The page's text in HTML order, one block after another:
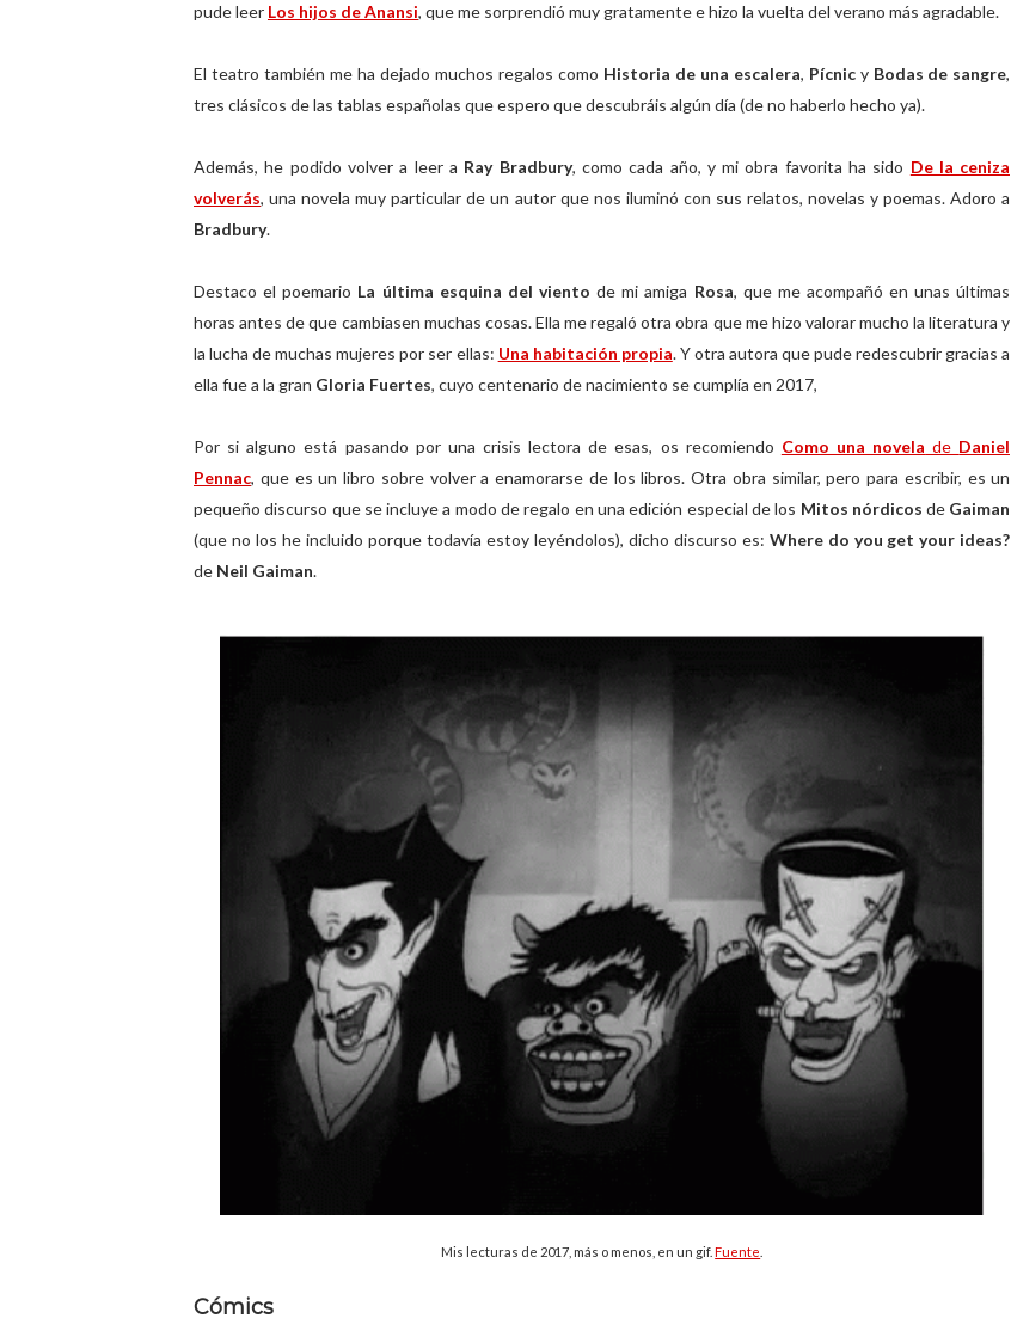
pude leer Los hijos de Anansi, que me sorprendió muy gratamente e hizo la vuelta del verano más agradable.
El teatro también me ha dejado muchos regalos como Historia de una escalera, Pícnic y Bodas de sangre,
tres clásicos de las tablas españolas que espero que descubráis algún día (de no haberlo hecho ya).
Además, he podido volver a leer a Ray Bradbury, como cada año, y mi obra favorita ha sido De la ceniza
volverás, una novela muy particular de un autor que nos iluminó con sus relatos, novelas y poemas. Adoro a
Bradbury.
Destaco el poemario La última esquina del vientode mi amiga Rosa, que me acompañó en unas últimas
horas antes de que cambiasen muchas cosas. Ella me regaló otra obra que me hizo valorar mucho la literatura y
la lucha de muchas mujeres por ser ellas: Una habitación propia. Y otra autora que pude redescubrir gracias a
ella fue a la gran Gloria Fuertes, cuyo centenario de nacimiento se cumplía en 2017,
Por si alguno está pasando por una crisis lectora de esas, os recomiendo Como una novela de Daniel
Pennac, que es un libro sobre volver a enamorarse de los libros. Otra obra similar, pero para escribir, es un
pequeño discurso que se incluye a modo de regalo en una edición especial de los Mitos nórdicos de Gaiman
(que no los he incluido porque todavía estoy leyéndolos), dicho discurso es: Where do you get your ideas?
de Neil Gaiman.
Mis lecturas de 2017, más o menos, en un gif.Fuente
Cómics